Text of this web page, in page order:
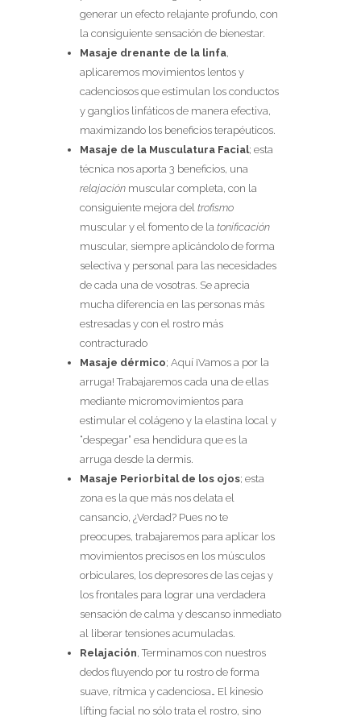
generar un efecto relajante profundo, con
la consiguiente sensación de bienestar.
Masaje drenante de la linfa,
aplicaremos movimientos lentos y
cadenciosos que estimulan los conductos
y ganglios linfáticos de manera efectiva,
maximizando los beneficios terapéuticos.
Masaje de la Musculatura Facial; esta
técnica nos aporta 3 beneficios, una
relajación muscular completa, con la
consiguiente mejora del trofismo
muscular y el fomento de la tonificación
muscular, siempre aplicándolo de forma
selectiva y personal para las necesidades
de cada una de vosotras. Se aprecia
mucha diferencia en las personas más
estresadas y con el rostro más
contracturado
Masaje dérmico; Aquí ¡Vamos a por la
arruga! Trabajaremos cada una de ellas
mediante micromovimientos para
estimular el colágeno y la elastina local y
“despegar” esa hendidura que es la
arruga desde la dermis.
Masaje Periorbital de los ojos; esta
zona es la que más nos delata el
cansancio, ¿Verdad? Pues no te
preocupes, trabajaremos para aplicar los
movimientos precisos en los músculos
orbiculares, los depresores de las cejas y
los frontales para lograr una verdadera
sensación de calma y descanso inmediato
al liberar tensiones acumuladas.
Relajación, Terminamos con nuestros
dedos fluyendo por tu rostro de forma
suave, rítmica y cadenciosa… El kinesio
lifting facial no sólo trata el rostro, sino